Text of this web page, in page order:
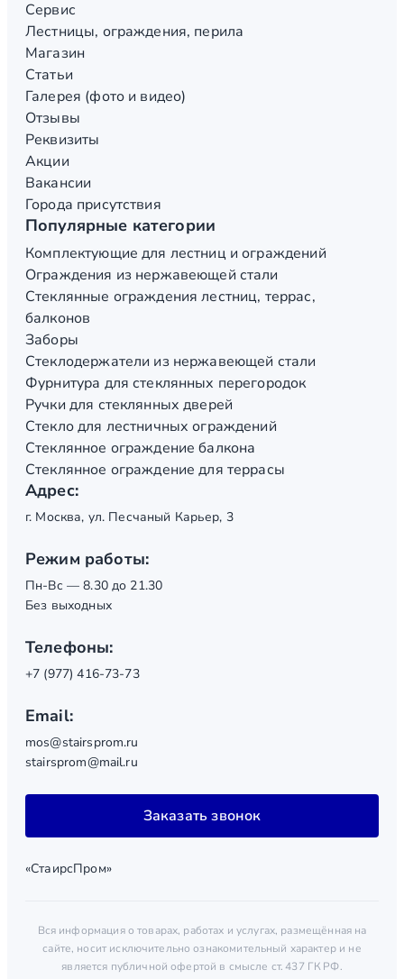
Сервис
Лестницы, ограждения, перила
Магазин
Статьи
Галерея (фото и видео)
Отзывы
Реквизиты
Акции
Вакансии
Города присутствия
Популярные категории
Комплектующие для лестниц и ограждений
Ограждения из нержавеющей стали
Стеклянные ограждения лестниц, террас,
балконов
Заборы
Стеклодержатели из нержавеющей стали
Фурнитура для стеклянных перегородок
Ручки для стеклянных дверей
Стекло для лестничных ограждений
Стеклянное ограждение балкона
Стеклянное ограждение для террасы
Адрес:
г. Москва, ул. Песчаный Карьер, 3
Режим работы:
Пн-Вс — 8.30 до 21.30
Без выходных
Телефоны:
+7 (977) 416-73-73
Email:
mos@stairsprom.ru
stairsprom@mail.ru
Заказать звонок
«СтаирсПром»
Вся информация о товарах, работах и услугах, размещённая на
сайте, носит исключительно ознакомительный характер и не
является публичной офертой в смысле ст. 437 ГК РФ.